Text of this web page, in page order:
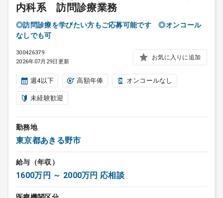
内科系 訪問診療業務
◎訪問診療を学びたい方もご応募可能です ◎オンコール
なしでも可
300426379
2026年07月29日更新
お気に入りに追加
週4以下 高額年俸 オンコールなし
未経験歓迎
勤務地
東京都あきる野市
給与（年収）
1600万円 ～ 2000万円 応相談